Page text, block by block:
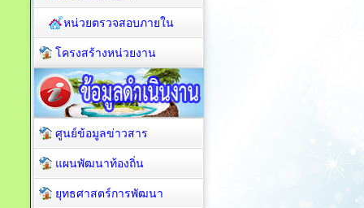
หน่วยตรวจสอบภายใน
โครงสร้างหน่วยงาน
ศูนย์ข้อมูลข่าวสาร
แผนพัฒนาท้องถิ่น
ยุทธศาสตร์การพัฒนา